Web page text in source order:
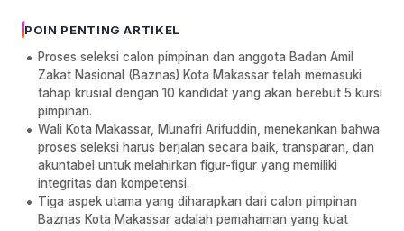
POIN PENTING ARTIKEL
Proses seleksi calon pimpinan dan anggota Badan Amil
Zakat Nasional (Baznas) Kota Makassar telah memasuki
tahap krusial dengan 10 kandidat yang akan berebut 5 kursi
pimpinan.
Wali Kota Makassar, Munafri Arifuddin, menekankan bahwa
proses seleksi harus berjalan secara baik, transparan, dan
akuntabel untuk melahirkan figur-figur yang memiliki
integritas dan kompetensi.
Tiga aspek utama yang diharapkan dari calon pimpinan
Baznas Kota Makassar adalah pemahaman yang kuat